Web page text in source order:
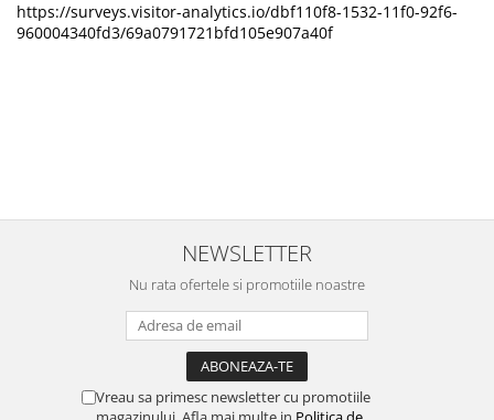
https://surveys.visitor-analytics.io/dbf110f8-1532-11f0-92f6-
960004340fd3/69a0791721bfd105e907a40f
NEWSLETTER
Nu rata ofertele si promotiile noastre
Vreau sa primesc newsletter cu promotiile